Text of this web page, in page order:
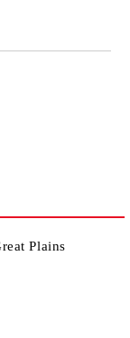
Plains